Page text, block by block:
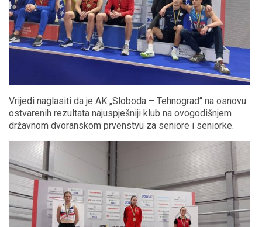
Vrijedi naglasiti da je AK „Sloboda – Tehnograd“ na osnovu
ostvarenih rezultata najuspješniji klub na ovogodišnjem
državnom dvoranskom prvenstvu za seniore i seniorke.